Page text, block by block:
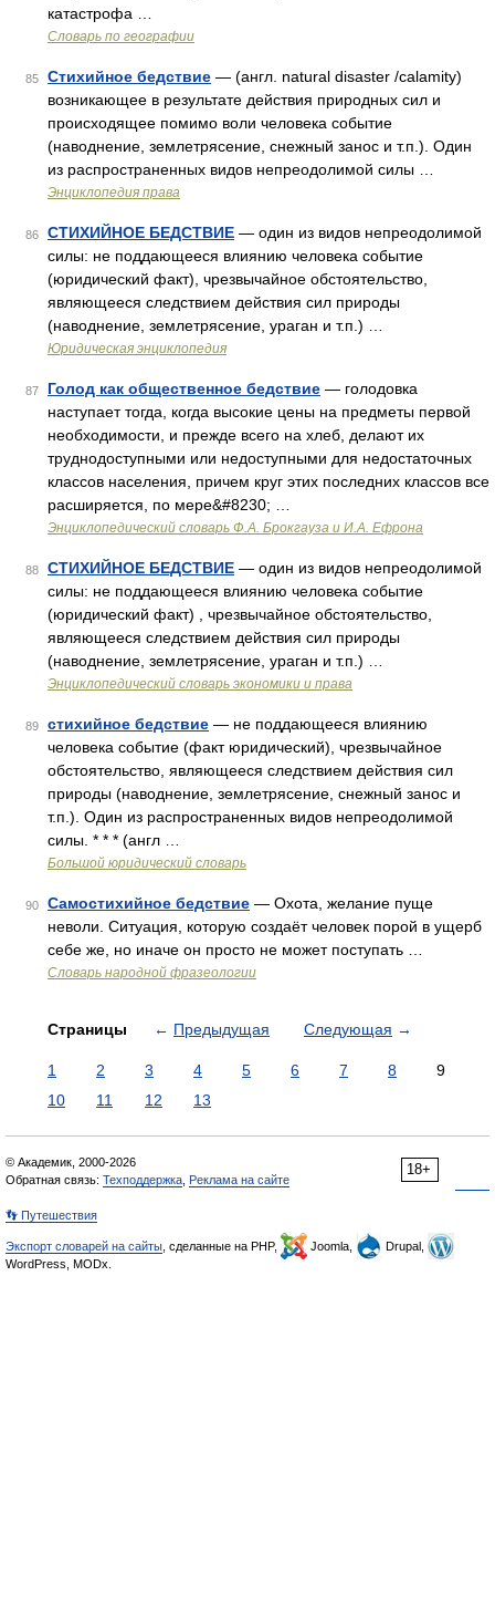
катастрофа …
Словарь по географии
85 Стихийное бедствие — (англ. natural disaster /calamity)
возникающее в результате действия природных сил и
происходящее помимо воли человека событие
(наводнение, землетрясение, снежный занос и т.п.). Один
из распространенных видов непреодолимой силы …
Энциклопедия права
86 СТИХИЙНОЕ БЕДСТВИЕ — один из видов непреодолимой
силы: не поддающееся влиянию человека событие
(юридический факт), чрезвычайное обстоятельство,
являющееся следствием действия сил природы
(наводнение, землетрясение, ураган и т.п.) …
Юридическая энциклопедия
87 Голод как общественное бедствие — голодовка
наступает тогда, когда высокие цены на предметы первой
необходимости, и прежде всего на хлеб, делают их
труднодоступными или недоступными для недостаточных
классов населения, причем круг этих последних классов все
расширяется, по мере&#8230; …
Энциклопедический словарь Ф.А. Брокгауза и И.А. Ефрона
88 СТИХИЙНОЕ БЕДСТВИЕ — один из видов непреодолимой
силы: не поддающееся влиянию человека событие
(юридический факт) , чрезвычайное обстоятельство,
являющееся следствием действия сил природы
(наводнение, землетрясение, ураган и т.п.) …
Энциклопедический словарь экономики и права
89 стихийное бедствие — не поддающееся влиянию
человека событие (факт юридический), чрезвычайное
обстоятельство, являющееся следствием действия сил
природы (наводнение, землетрясение, снежный занос и
т.п.). Один из распространенных видов непреодолимой
силы. * * * (англ …
Большой юридический словарь
90 Самостихийное бедствие — Охота, желание пуще
неволи. Ситуация, которую создаёт человек порой в ущерб
себе же, но иначе он просто не может поступать …
Словарь народной фразеологии
Страницы ← Предыдущая Следующая →
1 2 3 4 5 6 7 8
9
10
11 12 13
18+
© Академик, 2000-2026
Обратная связь: Техподдержка Реклама на сайте
👣 Путешествия
Экспорт словарей на сайты , сделанные на PHP, Joomla,
Drupal,
WordPress, MODx.